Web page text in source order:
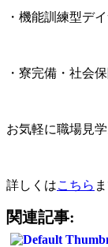
・機能訓練型デ
・寮完備・社会
お気軽に職場見
詳しくはこちら
関連記事: